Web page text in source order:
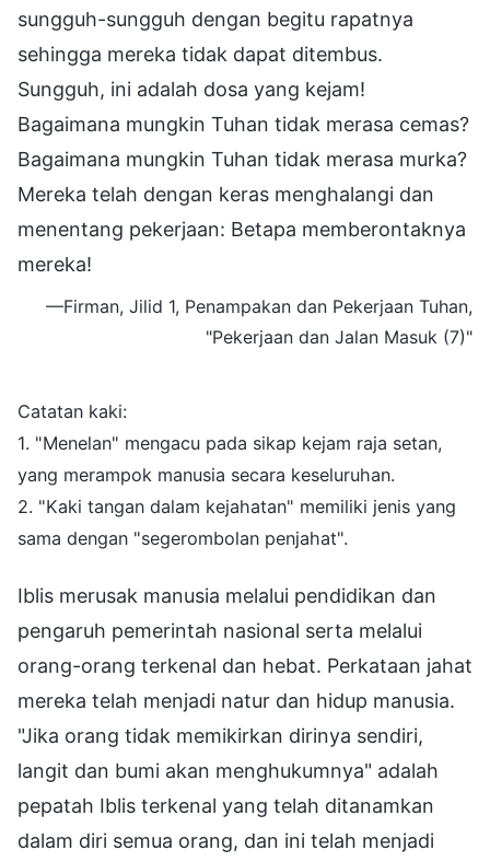
sungguh-sungguh dengan begitu rapatnya
sehingga mereka tidak dapat ditembus.
Sungguh, ini adalah dosa yang kejam!
Bagaimana mungkin Tuhan tidak merasa cemas?
Bagaimana mungkin Tuhan tidak merasa murka?
Mereka telah dengan keras menghalangi dan
menentang pekerjaan: Betapa memberontaknya
mereka!
—Firman, Jilid 1, Penampakan dan Pekerjaan Tuhan,
"Pekerjaan dan Jalan Masuk (7)"
Catatan kaki:
1. "Menelan" mengacu pada sikap kejam raja setan,
yang merampok manusia secara keseluruhan.
2. "Kaki tangan dalam kejahatan" memiliki jenis yang
sama dengan "segerombolan penjahat".
Iblis merusak manusia melalui pendidikan dan
pengaruh pemerintah nasional serta melalui
orang-orang terkenal dan hebat. Perkataan jahat
mereka telah menjadi natur dan hidup manusia.
"Jika orang tidak memikirkan dirinya sendiri,
langit dan bumi akan menghukumnya" adalah
pepatah Iblis terkenal yang telah ditanamkan
dalam diri semua orang, dan ini telah menjadi